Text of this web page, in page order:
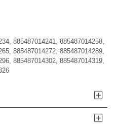
885487014241, 885487014258,
885487014272, 885487014289,
885487014302, 885487014319,